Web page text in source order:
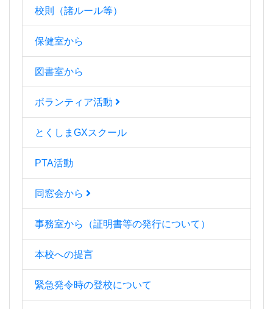
校則（諸ルール等）
保健室から
図書室から
ボランティア活動
とくしまGXスクール
PTA活動
同窓会から
事務室から（証明書等の発行について）
本校への提言
緊急発令時の登校について